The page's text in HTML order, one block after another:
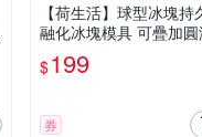
【荷生活】球型冰塊持
融化冰塊模具 可疊加圓
球矽膠易脫模製冰盒-3
$199
券